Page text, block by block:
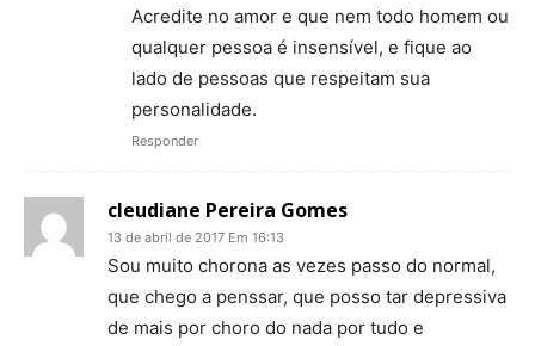
Acredite no amor e que nem todo homem ou
qualquer pessoa é insensível, e fique ao
lado de pessoas que respeitam sua
personalidade.
Responder
cleudiane Pereira Gomes
13 de abril de 2017 Em 16:13
Sou muito chorona as vezes passo do normal,
que chego a penssar, que posso tar depressiva
de mais por choro do nada por tudo e